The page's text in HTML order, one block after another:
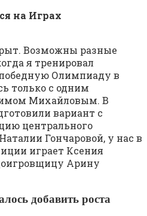
на Играх
Возможны разные
я тренировал
Олимпиаду в
только с одним
Михайловым. В
вариант с
центрального
Гончаровой, у нас в
играет Ксения
Арину
добавить роста